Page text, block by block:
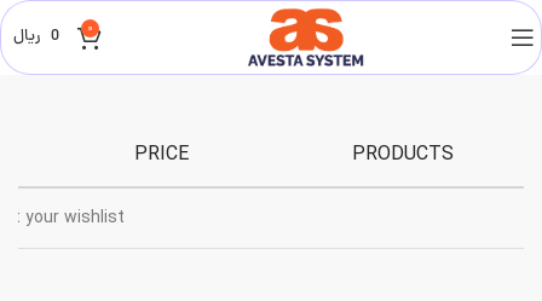
0
0 ریال
PRODUCTS
PRICE
your wishlist.